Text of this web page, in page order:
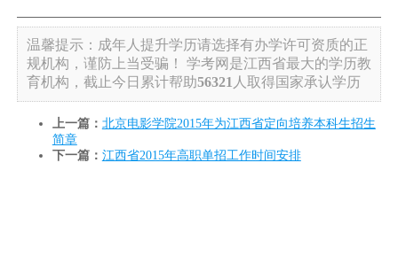
温馨提示：成年人提升学历请选择有办学许可资质的正
规机构，谨防上当受骗！
学考网是江西省最大的学历教
育机构，截止今日累计帮助56321 人取得国家承认学历
上一篇： 北京电影学院2015年为江西省定向培养本科生招生
简章
下一篇： 江西省2015年高职单招工作时间安排